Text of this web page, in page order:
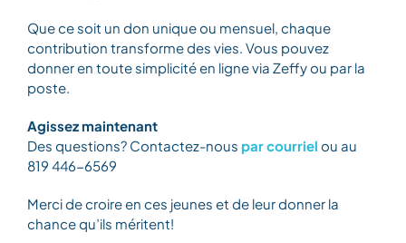
Que ce soit un don unique ou mensuel, chaque
contribution transforme des vies. Vous pouvez
donner en toute simplicité en ligne via Zeffy ou par la
poste.
Agissez maintenant
Des questions? Contactez-nous par courriel ou au
819 446-6569
Merci de croire en ces jeunes et de leur donner la
chance qu’ils méritent!